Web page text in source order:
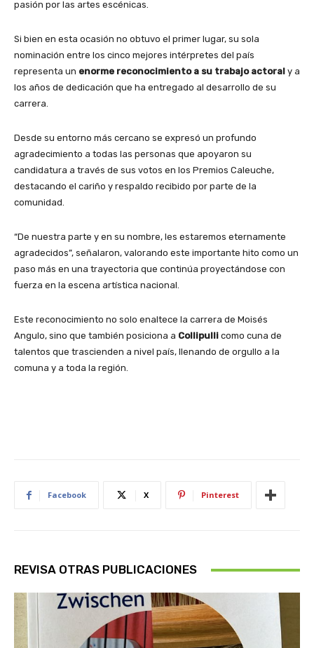
pasión por las artes escénicas.
Si bien en esta ocasión no obtuvo el primer lugar, su sola
nominación entre los cinco mejores intérpretes del país
representa un enorme reconocimiento a su trabajo actoral y a
los años de dedicación que ha entregado al desarrollo de su
carrera.
Desde su entorno más cercano se expresó un profundo
agradecimiento a todas las personas que apoyaron su
candidatura a través de sus votos en los Premios Caleuche,
destacando el cariño y respaldo recibido por parte de la
comunidad.
“De nuestra parte y en su nombre, les estaremos eternamente
agradecidos”, señalaron, valorando este importante hito como un
paso más en una trayectoria que continúa proyectándose con
fuerza en la escena artística nacional.
Este reconocimiento no solo enaltece la carrera de Moisés
Angulo, sino que también posiciona a Collipulli como cuna de
talentos que trascienden a nivel país, llenando de orgullo a la
comuna y a toda la región.
Facebook X Pinterest
REVISA OTRAS PUBLICACIONES